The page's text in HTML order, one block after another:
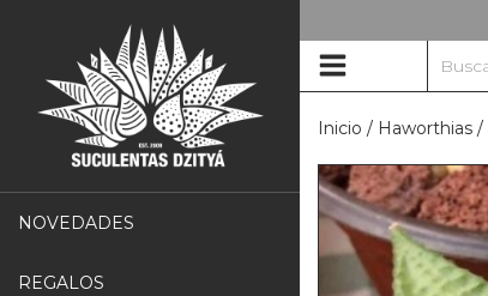
NOVEDADES
REGALOS
Inicio / Haworthias /